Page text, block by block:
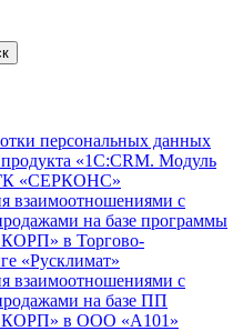
персональных данных
«1С:CRM. Модуль
«СЕРКОНС»
взаимоотношениями с
на базе программы
в Торгово-
«Русклимат»
взаимоотношениями с
на базе ПП
КОРП» в ООО «А101»